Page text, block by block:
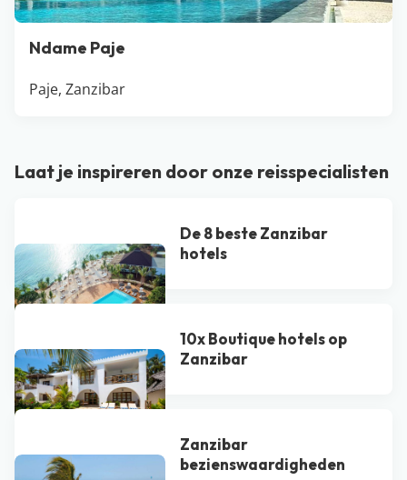
Ndame Paje
Paje, Zanzibar
Laat je inspireren door onze reisspecialisten
De 8 beste Zanzibar
hotels
10x Boutique hotels op
Zanzibar
Zanzibar
bezienswaardigheden